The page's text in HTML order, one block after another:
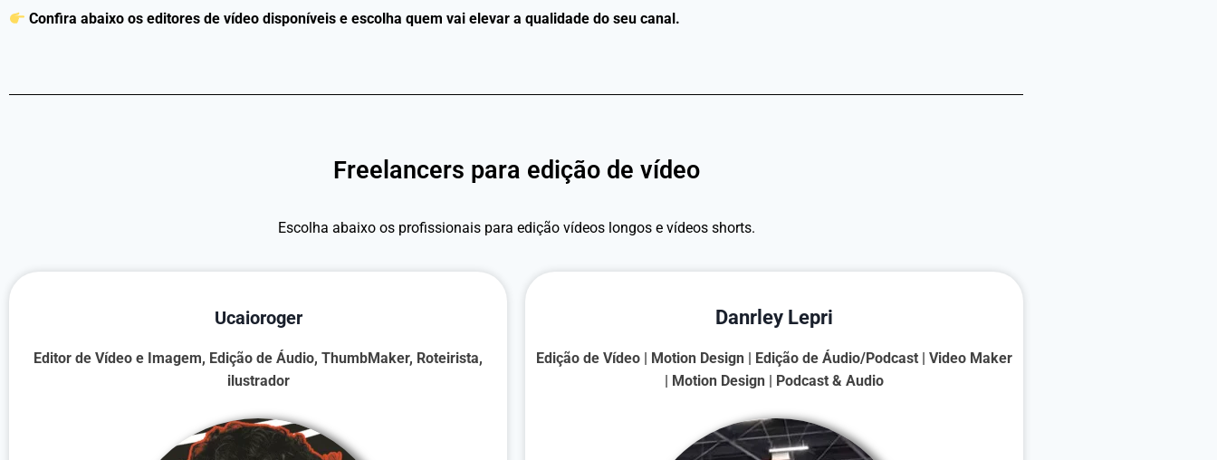
Confira abaixo os editores de vídeo disponíveis e escolha quem vai elevar a qualidade do seu canal.
Freelancers para edição de vídeo
Escolha abaixo os profissionais para edição vídeos longos e vídeos shorts.
Ucaioroger
Editor de Vídeo e Imagem, Edição de Áudio, ThumbMaker, Roteirista,
ilustrador
Danrley Lepri
Edição de Vídeo | Motion Design | Edição de Áudio/Podcast | Video Maker
| Motion Design | Podcast & Audio